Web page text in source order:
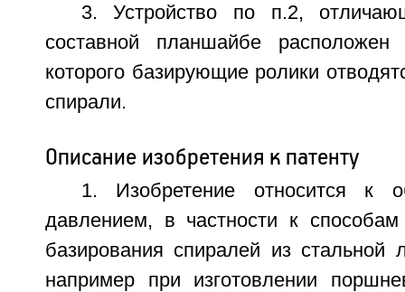
3. Устройство по п.2,
составной планшайбе
которого базирующие ролики
спирали.
Описание изобретения к патенту
1. Изобретение относится к
давлением, в частности к
базирования спиралей из
например при изготовлении